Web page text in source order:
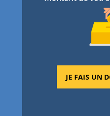
JE FAIS UN